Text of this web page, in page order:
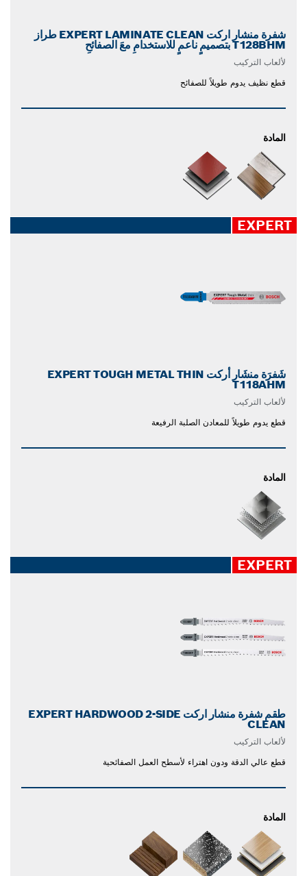
شفرة منشار اركت EXPERT LAMINATE CLEAN طراز
T128BHM بتصميمٍ ناعمٍ للاستخدامِ معَ الصفائحِ
لألعاب التركيب
قطع نظيف يدوم طويلاً للصفائح
المادة
EXPERT
شَفرَة منشَار أركت EXPERT TOUGH METAL THIN
T118AHM
لألعاب التركيب
قطع يدوم طويلاً للمعادن الصلبة الرفيعة
المادة
EXPERT
طقم شفرة منشار اركت EXPERT HARDWOOD 2-SIDE
CLEAN
لألعاب التركيب
قطع عالي الدقة ودون اهتراء لأسطح العمل الصفائحية
المادة